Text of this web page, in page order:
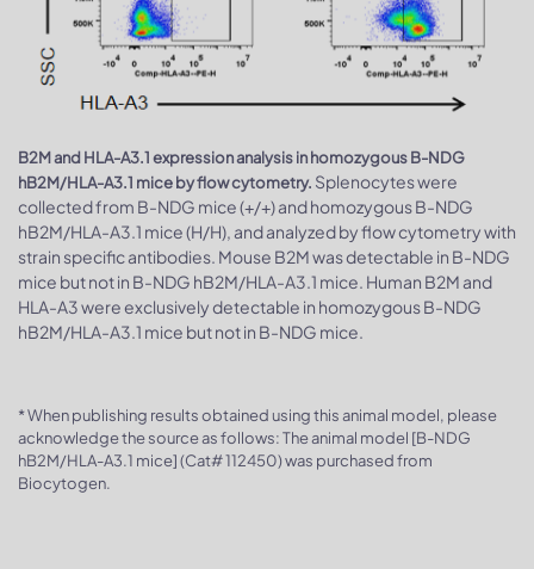
B2M and HLA-A3.1 expression analysis in homozygous B-NDG
hB2M/HLA-A3.1 mice by flow cytometry. Splenocytes were
collected from B-NDG mice (+/+) and homozygous B-NDG
hB2M/HLA-A3.1 mice (H/H), and analyzed by flow cytometry with
strain specific antibodies. Mouse B2M was detectable in B-NDG
mice but not in B-NDG hB2M/HLA-A3.1 mice. Human B2M and
HLA-A3 were exclusively detectable in homozygous B-NDG
hB2M/HLA-A3.1 mice but not in B-NDG mice.
* When publishing results obtained using this animal model, please
acknowledge the source as follows: The animal model [B-NDG
hB2M/HLA-A3.1 mice] (Cat# 112450) was purchased from
Biocytogen.